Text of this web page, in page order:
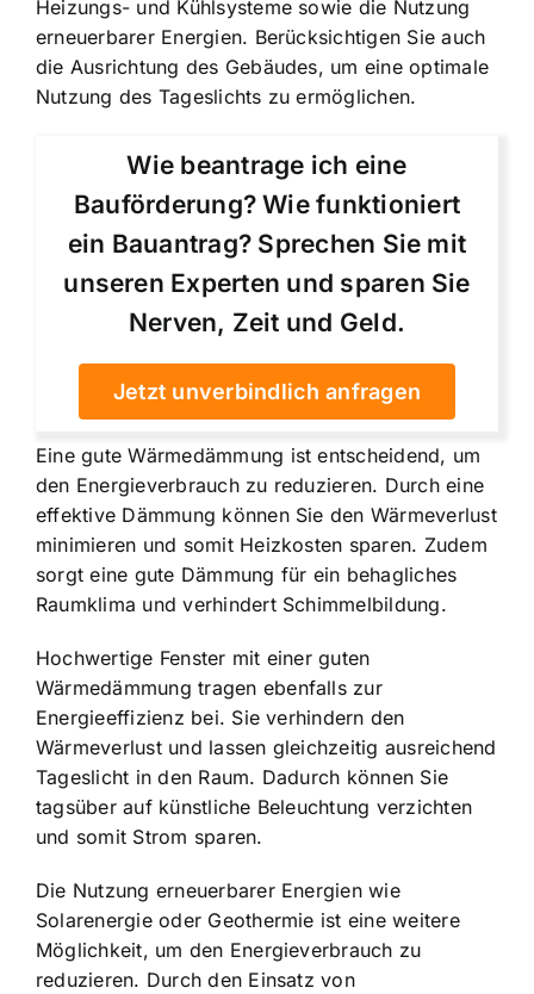
Heizungs- und Kühlsysteme sowie die Nutzung
erneuerbarer Energien. Berücksichtigen Sie auch
die Ausrichtung des Gebäudes, um eine optimale
Nutzung des Tageslichts zu ermöglichen.
Wie beantrage ich eine
Bauförderung? Wie funktioniert
ein Bauantrag? Sprechen Sie mit
unseren Experten und sparen Sie
Nerven, Zeit und Geld.
Jetzt unverbindlich anfragen
Eine gute Wärmedämmung ist entscheidend, um
den Energieverbrauch zu reduzieren. Durch eine
effektive Dämmung können Sie den Wärmeverlust
minimieren und somit Heizkosten sparen. Zudem
sorgt eine gute Dämmung für ein behagliches
Raumklima und verhindert Schimmelbildung.
Hochwertige Fenster mit einer guten
Wärmedämmung tragen ebenfalls zur
Energieeffizienz bei. Sie verhindern den
Wärmeverlust und lassen gleichzeitig ausreichend
Tageslicht in den Raum. Dadurch können Sie
tagsüber auf künstliche Beleuchtung verzichten
und somit Strom sparen.
Die Nutzung erneuerbarer Energien wie
Solarenergie oder Geothermie ist eine weitere
Möglichkeit, um den Energieverbrauch zu
reduzieren. Durch den Einsatz von